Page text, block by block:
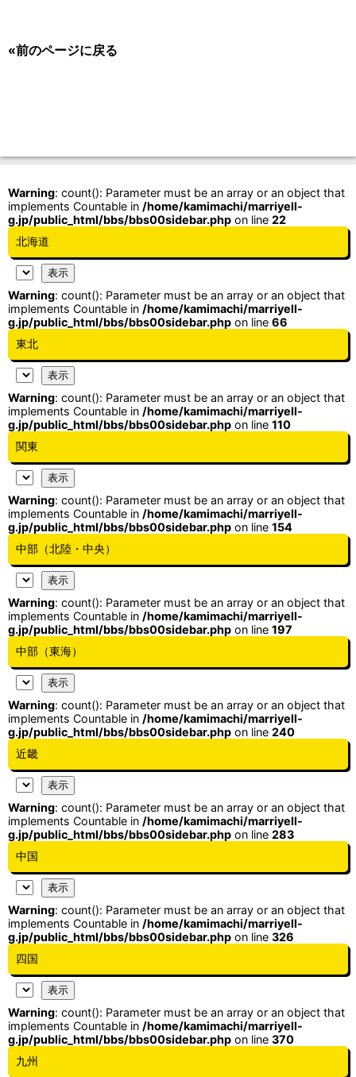
«前のページに戻る
Warning: count(): Parameter must be an array or an object that
implements Countable in /home/kamimachi/marriyell-
g.jp/public_html/bbs/bbs00sidebar.php on line 22
北海道
Warning: count(): Parameter must be an array or an object that
implements Countable in /home/kamimachi/marriyell-
g.jp/public_html/bbs/bbs00sidebar.php on line 66
東北
Warning: count(): Parameter must be an array or an object that
implements Countable in /home/kamimachi/marriyell-
g.jp/public_html/bbs/bbs00sidebar.php on line 110
関東
Warning: count(): Parameter must be an array or an object that
implements Countable in /home/kamimachi/marriyell-
g.jp/public_html/bbs/bbs00sidebar.php on line 154
中部（北陸・中央）
Warning: count(): Parameter must be an array or an object that
implements Countable in /home/kamimachi/marriyell-
g.jp/public_html/bbs/bbs00sidebar.php on line 197
中部（東海）
Warning: count(): Parameter must be an array or an object that
implements Countable in /home/kamimachi/marriyell-
g.jp/public_html/bbs/bbs00sidebar.php on line 240
近畿
Warning: count(): Parameter must be an array or an object that
implements Countable in /home/kamimachi/marriyell-
g.jp/public_html/bbs/bbs00sidebar.php on line 283
中国
Warning: count(): Parameter must be an array or an object that
implements Countable in /home/kamimachi/marriyell-
g.jp/public_html/bbs/bbs00sidebar.php on line 326
四国
Warning: count(): Parameter must be an array or an object that
implements Countable in /home/kamimachi/marriyell-
g.jp/public_html/bbs/bbs00sidebar.php on line 370
九州